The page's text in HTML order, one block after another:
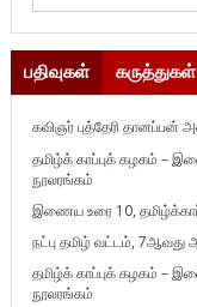
பதிவுகள் கருத்துகள்
கவிஞர் புத்தேரி தானப்பன்
தமிழ்க் காப்புக் கழகம் –
நூலரங்கம்
இணைய உரை 10,
நட்பு தமிழ் வட்டம், 7ஆவது
தமிழ்க் காப்புக் கழகம் –
நூலரங்கம்